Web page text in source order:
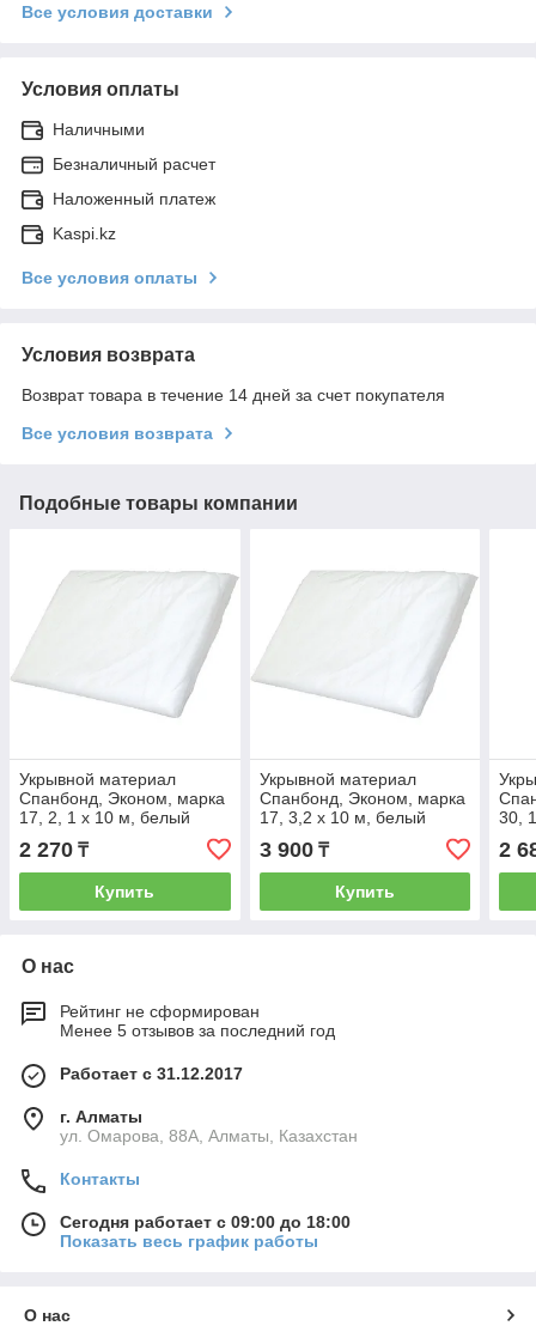
Все условия доставки
Условия оплаты
Наличными
Безналичный расчет
Наложенный платеж
Kaspi.kz
Все условия оплаты
Условия возврата
Возврат товара в течение 14 дней за счет покупателя
Все условия возврата
Подобные товары компании
Укрывной материал
Спанбонд, Эконом, марка
17, 2, 1 х 10 м, белый
Россия 94089
2 270 ₸
Купить
Укрывной материал
Спанбонд, Эконом, марка
17, 3,2 х 10 м, белый
Россия 94090
3 900₸
Купить
30,
2
О нас
Рейтинг не сформирован
Менее 5 отзывов за последний год
Работает с 31.12.2017
г. Алматы
ул. Омарова, 88А, Алматы, Казахстан
Контакты
Сегодня работает с 09:00 до 18:00
Показать весь график работы
О нас